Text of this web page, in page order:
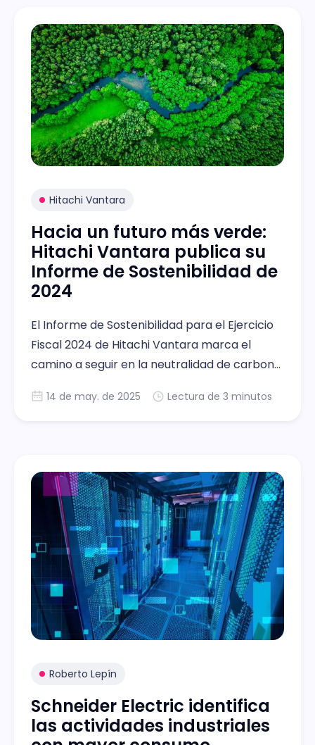
Hitachi Vantara
Hacia un futuro más verde:
Hitachi Vantara publica su
Informe de Sostenibilidad de
2024
El Informe de Sostenibilidad para el Ejercicio
Fiscal 2024 de Hitachi Vantara marca el
camino a seguir en la neutralidad de carbono
14 de may. de 2025 Lectura de 3 minutos
Roberto Lepín
Schneider Electric identifica
las actividades industriales